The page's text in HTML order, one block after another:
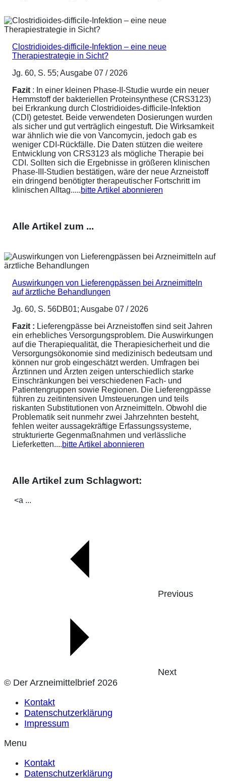
Clostridioides-difficile-Infektion – eine neue
Therapiestrategie in Sicht?
Jg. 60, S. 55; Ausgabe 07 / 2026
Fazit : In einer kleinen Phase-II-Studie wurde ein neuer
Hemmstoff der bakteriellen Proteinsynthese (CRS3123)
bei Erkrankung durch Clostridioides-difficile-Infektion
(CDI) getestet. Beide verwendeten Dosierungen wurden
als sicher und gut verträglich eingestuft. Die Wirksamkeit
war ähnlich wie die von Vancomycin, jedoch gab es
weniger CDI-Rückfälle. Die Daten stützen die weitere
Entwicklung von CRS3123 als mögliche Therapie bei
CDI. Sollten sich die Ergebnisse in größeren klinischen
Phase-III-Studien bestätigen, wäre der neue Arzneistoff
ein dringend benötigter therapeutischer Fortschritt im
klinischen Alltag.....bitte Artikel abonnieren
Alle Artikel zum ...
Auswirkungen von Lieferengpässen bei Arzneimitteln
auf ärztliche Behandlungen
Jg. 60, S. 56DB01; Ausgabe 07 / 2026
Fazit : Lieferengpässe bei Arzneistoffen sind seit Jahren
ein erhebliches Versorgungsproblem. Die Auswirkungen
auf die Therapiequalität, die Therapiesicherheit und die
Versorgungsökonomie sind medizinisch bedeutsam und
können nur grob eingeschätzt werden. Umfragen bei
Ärztinnen und Ärzten zeigen unterschiedlich starke
Einschränkungen bei verschiedenen Fach- und
Patientengruppen sowie Regionen. Die Lieferengpässe
führen zu zeitintensiven Umsteuerungen und teils
riskanten Substitutionen von Arzneimitteln. Obwohl die
Problematik seit nunmehr zwei Jahrzehnten besteht,
fehlen weiter aussagekräftige Erfassungssysteme,
strukturierte Gegenmaßnahmen und verlässliche
Lieferketten....bitte Artikel abonnieren
Alle Artikel zum Schlagwort:
<a ...
Previous
Next
© Der Arzneimittelbrief 2026
Kontakt
Datenschutzerklärung
Impressum
Menu
Kontakt
Datenschutzerklärung